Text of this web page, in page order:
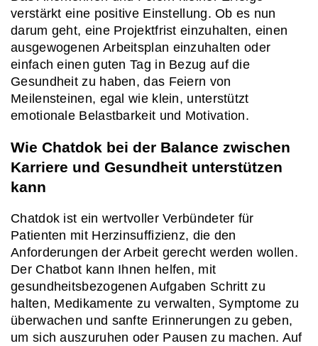
verstärkt eine positive Einstellung. Ob es nun
darum geht, eine Projektfrist einzuhalten, einen
ausgewogenen Arbeitsplan einzuhalten oder
einfach einen guten Tag in Bezug auf die
Gesundheit zu haben, das Feiern von
Meilensteinen, egal wie klein, unterstützt
emotionale Belastbarkeit und Motivation.
Wie Chatdok bei der Balance zwischen
Karriere und Gesundheit unterstützen
kann
Chatdok ist ein wertvoller Verbündeter für
Patienten mit Herzinsuffizienz, die den
Anforderungen der Arbeit gerecht werden wollen.
Der Chatbot kann Ihnen helfen, mit
gesundheitsbezogenen Aufgaben Schritt zu
halten, Medikamente zu verwalten, Symptome zu
überwachen und sanfte Erinnerungen zu geben,
um sich auszuruhen oder Pausen zu machen. Auf